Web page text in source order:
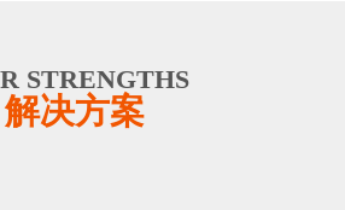
STRENGTHS
解决方案